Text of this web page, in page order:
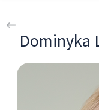
Dominyka